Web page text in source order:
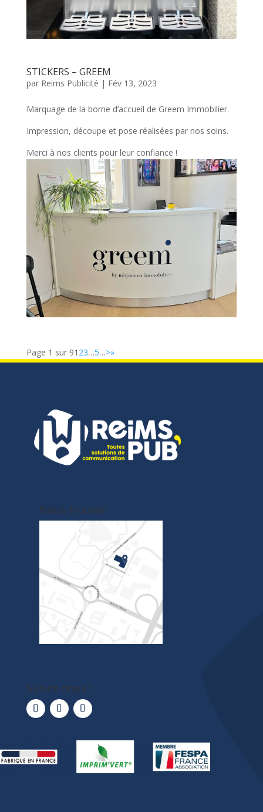
STICKERS – GREEM
par Reims Publicité | Fév 13, 2023
Marquage de la borne d’accueil de Greem Immobilier.
Impression, découpe et pose réalisées par nos soins.
Merci à nos clients pour leur confiance !
Page 1 sur 91 23…5…>»
Nous trouver
Suivez-nous !